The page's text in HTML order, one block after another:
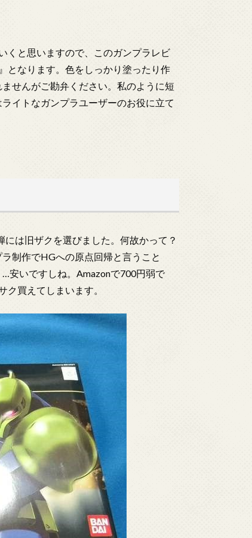
くと思いますので、このガンプラレビ
となります。色をしっかり塗ったり作
せんがご勘弁ください。私のように短
イトなガンプラユーザーのお役に立て
は旧ザクを選びました。何故かって？
制作でHGへの原点回帰と言うこと
安いですしね。Amazonで700円弱で
買えてしまいます。